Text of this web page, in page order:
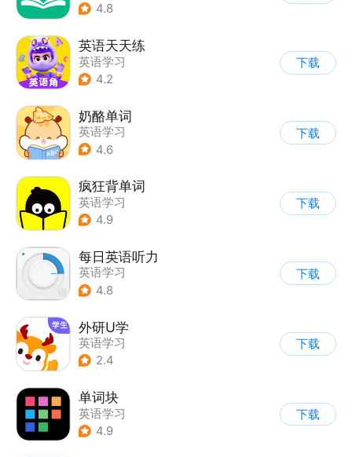
4.8
英语天天练
英语学习
4.2
下载
奶酪单词
英语学习
4.6
下载
疯狂背单词
英语学习
4.9
下载
每日英语听力
英语学习
4.8
下载
外研U学
英语学习
2.4
下载
单词块
英语学习
4.9
下载